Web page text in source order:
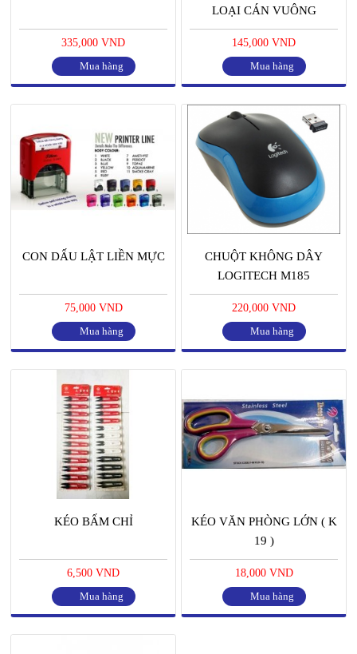
335,000 VND
Mua hàng
LOẠI CÁN VUÔNG
145,000 VND
Mua hàng
CON DẤU LẬT LIỀN MỰC
75,000 VND
Mua hàng
CHUỘT KHÔNG DÂY
LOGITECH M185
220,000 VND
Mua hàng
KÉO BẤM CHỈ
6,500 VND
Mua hàng
KÉO VĂN PHÒNG LỚN ( K
19 )
18,000 VND
Mua hàng